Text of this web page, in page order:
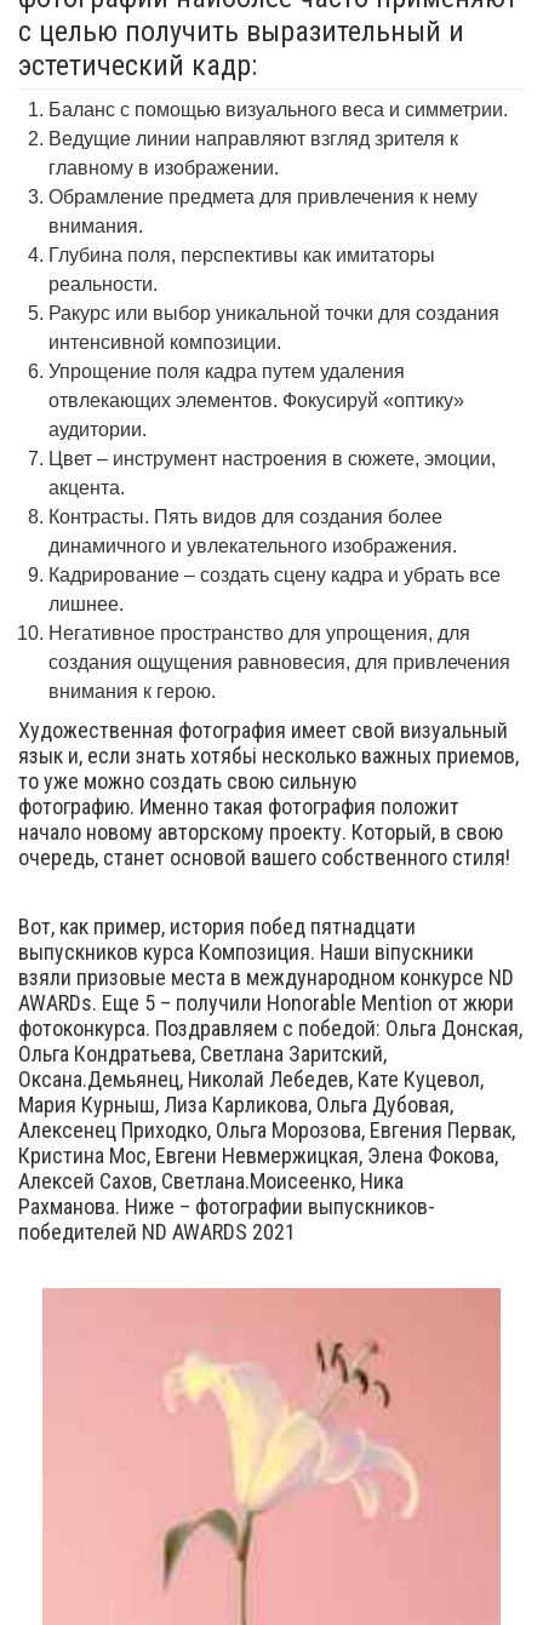
с целью получить выразительный и
эстетический кадр:
Баланс с помощью визуального веса и симметрии.
Ведущие линии направляют взгляд зрителя к
главному в изображении.
Обрамление предмета для привлечения к нему
внимания.
Глубина поля, перспективы как имитаторы
реальности.
Ракурс или выбор уникальной точки для создания
интенсивной композиции.
Упрощение поля кадра путем удаления
отвлекающих элементов. Фокусируй «оптику»
аудитории.
Цвет – инструмент настроения в сюжете, эмоции,
акцента.
Контрасты. Пять видов для создания более
динамичного и увлекательного изображения.
Кадрирование – создать сцену кадра и убрать все
лишнее.
Негативное пространство для упрощения, для
создания ощущения равновесия, для привлечения
внимания к герою.
Художественная фотография имеет свой визуальный
язык и, если знать хотябьі несколько важных приемов,
то уже можно создать свою сильную
фотографию. Именно такая фотография положит
начало новому авторскому проекту. Который, в свою
очередь, станет основой вашего собственного стиля!
Вот, как пример, история побед пятнадцати
выпускников курса Композиция. Наши віпускники
взяли призовые места в международном конкурсе ND
AWARDs. Еще 5 – получили Honorable Mention от жюри
фотоконкурса. Поздравляем с победой: Ольга Донская,
Ольга Кондратьева, Светлана Заритский,
Оксана.Демьянец, Николай Лебедев, Кате Куцевол,
Мария Курныш, Лиза Карликова, Ольга Дубовая,
Алексенец Приходко, Ольга Морозова, Евгения Первак,
Кристина Мос, Евгени Невмержицкая, Элена Фокова,
Алексей Сахов, Светлана.Моисеенко, Ника
Рахманова. Ниже – фотографии выпускников-
победителей ND AWARDS 2021